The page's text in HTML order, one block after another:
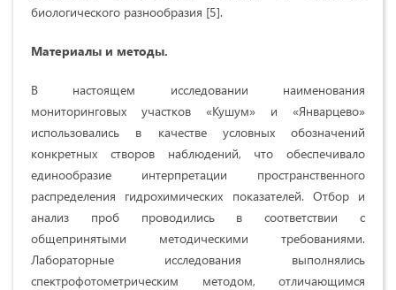
биологического разнообразия [5].
Материалы и методы.
В настоящем исследовании наименования
мониторинговых участков «Кушум» и «Январцево»
использовались в качестве условных обозначений
конкретных створов наблюдений, что обеспечивало
единообразие интерпретации пространственного
распределения гидрохимических показателей. Отбор и
анализ проб проводились в соответствии с
общепринятыми методическими требованиями.
Лабораторные исследования выполнялись
спектрофотометрическим методом, отличающимся